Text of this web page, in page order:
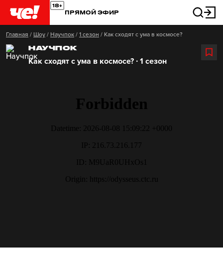
ПРЯМОЙ ЭФИР
Главная / Шоу / Научпок / 1 сезон / Как сходят с ума в космосе?
НАУЧПОК
Как сходят с ума в космосе? ∙ 1 сезон